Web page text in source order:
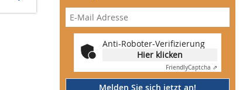
Anti-Roboter-Verifizierung
Hier klicken
FriendlyCaptcha ⇗
Melden Sie sich jetzt an!